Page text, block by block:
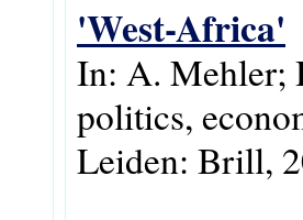
'West-Africa'
In: A. Mehler;
politics,
Leiden: Brill,